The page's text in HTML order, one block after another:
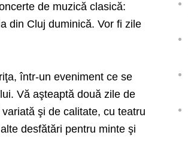
de muzică clasică:
din Cluj duminică. Vor fi zile
într-un eveniment ce se
Vă aşteaptă două zile de
şi de calitate, cu teatru
desfătări pentru minte şi